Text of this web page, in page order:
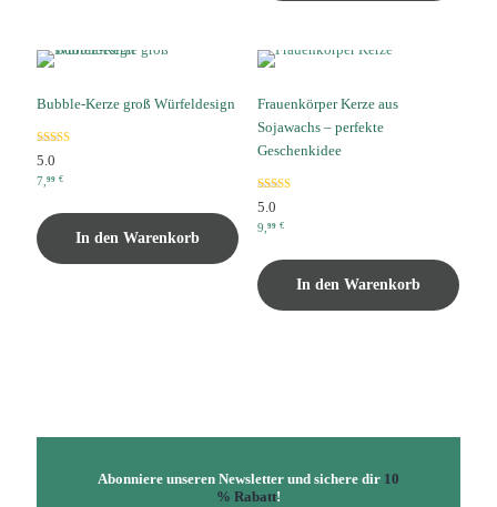
Bubble-Kerze groß Würfeldesign
Bewertet mit
5.00
von 5
5.0
7, 99 €
In den Warenkorb
Frauenkörper Kerze aus
Sojawachs – perfekte
Geschenkidee
Bewertet mit
5.00
von 5
5.0
9, 99 €
In den Warenkorb
Abonniere unseren Newsletter und sichere dir 10
% Rabatt!